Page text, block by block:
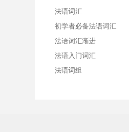
prside aujourd'hui
所帮助。想要学好法语
法语词汇
初学者必备法语词汇
法语词汇渐进
法语入门词汇
法语词组